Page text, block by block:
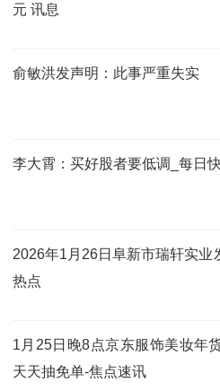
元 讯息
俞敏洪发声明：此事严重失实
李大霄：买好股者要低调_每日
2026年1月26日阜新市瑞轩实业
热点
1月25日晚8点京东服饰美妆年
天天抽免单-焦点速讯